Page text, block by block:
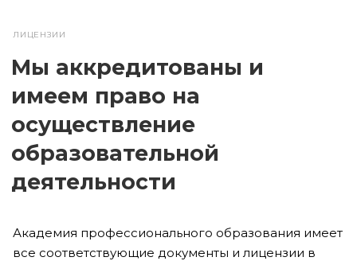
ЛИЦЕНЗИИ
Мы аккредитованы и
имеем право на
осуществление
образовательной
деятельности
Академия профессионального образования имеет
все соответствующие документы и лицензии в